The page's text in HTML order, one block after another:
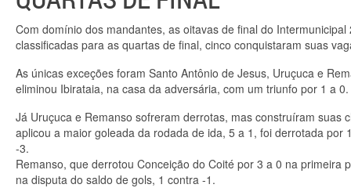
Com domínio dos mandantes, as oitavas de final do
classificadas para as quartas de final, cinco conquistaram suas
As únicas exceções foram Santo Antônio de Jesus, Uruçuca e
eliminou Ibirataia, na casa da adversária, com um triunfo por 1 a 0.
Já Uruçuca e Remanso sofreram derrotas, mas construíram suas
aplicou a maior goleada da rodada de ida, 5 a 1, foi derrotada
-3.
Remanso, que derrotou Conceição do Coité por 3 a 0 na
na disputa do saldo de gols, 1 contra -1.